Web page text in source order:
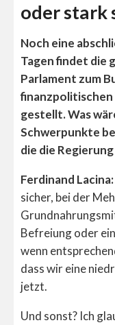
oder stark
Noch eine
Tagen findet die
Parlament zum
finanzpolitischen
gestellt. Was
Schwerpunkte
die die
Ferdinand Lacina:
sicher, bei der
Befreiung oder
wenn
dass wir eine
jetzt.
Und sonst? Ich